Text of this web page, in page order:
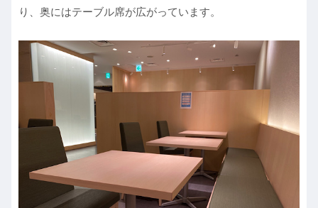
り、奥にはテーブル席が広がっています。